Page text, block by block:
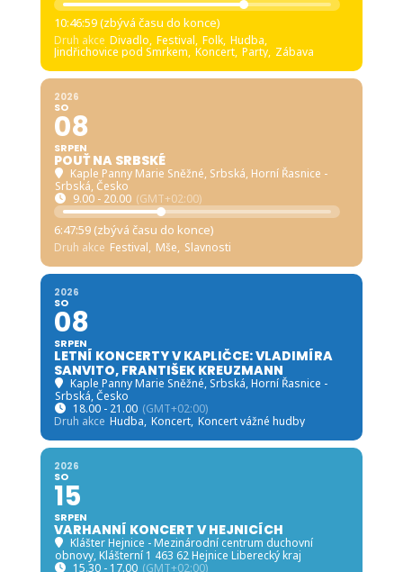
10:46:58 (zbývá času do konce)
Druh akce Divadlo, Festival, Folk, Hudba,
Jindřichovice pod Smrkem, Koncert, Party, Zábava
2026
SO
08
SRPEN
POUŤ NA SRBSKÉ
Kaple Panny Marie Sněžné, Srbská, Horní Řasnice -
Srbská, Česko
9.00 - 20.00 (GMT+02:00)
6:47:58 (zbývá času do konce)
Druh akce Festival, Mše, Slavnosti
2026
SO
08
SRPEN
LETNÍ KONCERTY V KAPLIČCE: VLADIMÍRA
SANVITO, FRANTIŠEK KREUZMANN
Kaple Panny Marie Sněžné, Srbská, Horní Řasnice -
Srbská, Česko
18.00 - 21.00 (GMT+02:00)
Druh akce Hudba, Koncert, Koncert vážné hudby
2026
SO
15
SRPEN
VARHANNÍ KONCERT V HEJNICÍCH
Klášter Hejnice - Mezinárodní centrum duchovní
obnovy, Klášterní 1 463 62 Hejnice Liberecký kraj
15.30 - 17.00 (GMT+02:00)